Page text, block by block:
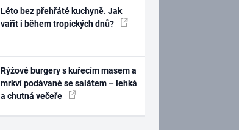
Léto bez přehřáté kuchyně. Jak
vařit i během tropických dnů?
Rýžové burgery s kuřecím masem a
mrkví podávané se salátem – lehká
a chutná večeře